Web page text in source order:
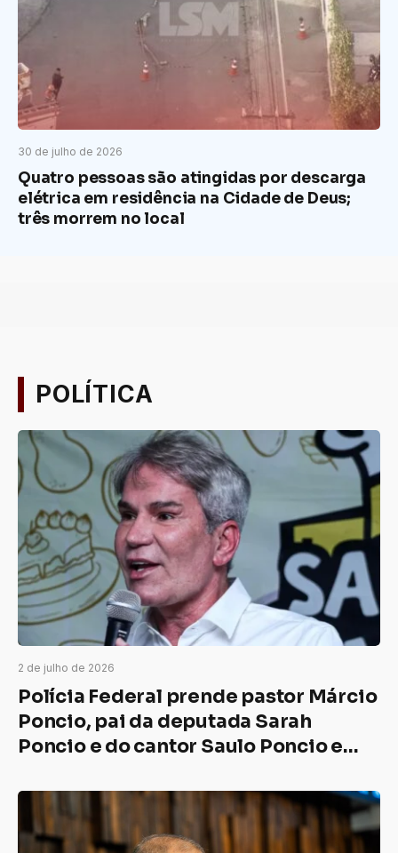
30 de julho de 2026
Quatro pessoas são atingidas por descarga
elétrica em residência na Cidade de Deus;
três morrem no local
POLÍTICA
2 de julho de 2026
Polícia Federal prende pastor Márcio
Poncio, pai da deputada Sarah
Poncio e do cantor Saulo Poncio e